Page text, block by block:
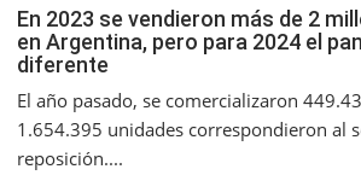
En 2023 se vendieron más de 2
en Argentina, pero para 2024 el
diferente
El año pasado, se comercializaron
1.654.395 unidades correspondieron al
reposición....